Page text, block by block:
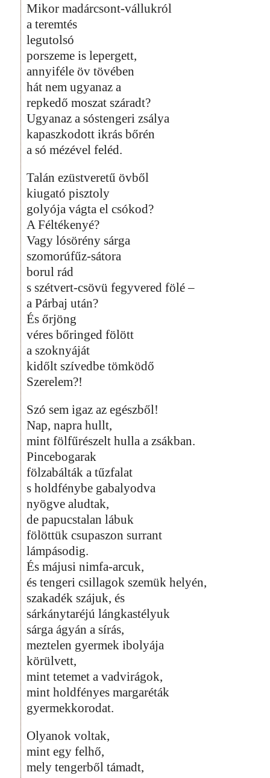
Mikor madárcsont-vállukról
a teremtés
legutolsó
porszeme is lepergett,
annyiféle öv tövében
hát nem ugyanaz a
repkedő moszat száradt?
Ugyanaz a sóstengeri zsálya
kapaszkodott ikrás bőrén
a só mézével feléd.
Talán ezüstveretű övből
kiugató pisztoly
golyója vágta el csókod?
A Féltékenyé?
Vagy lósörény sárga
szomorúfűz-sátora
borul rád
s szétvert-csövü fegyvered fölé –
a Párbaj után?
És őrjöng
véres bőringed fölött
a szoknyáját
kidőlt szívedbe tömködő
Szerelem?!
Szó sem igaz az egészből!
Nap, napra hullt,
mint fölfűrészelt hulla a zsákban.
Pincebogarak
fölzabálták a tűzfalat
s holdfénybe gabalyodva
nyögve aludtak,
de papucstalan lábuk
fölöttük csupaszon surrant
lámpásodig.
És májusi nimfa-arcuk,
és tengeri csillagok szemük helyén,
szakadék szájuk, és
sárkánytaréjú lángkastélyuk
sárga ágyán a sírás,
meztelen gyermek ibolyája
körülvett,
mint tetemet a vadvirágok,
mint holdfényes margaréták
gyermekkorodat.
Olyanok voltak,
mint egy felhő,
mely tengerből támadt,